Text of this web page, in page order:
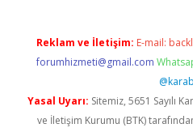
Reklam ve İletişim: E-mail:
forumhizmeti@gmail.com
Yasal Uyarı: Sitemiz, 5651 Sayılı
ve İletişim Kurumu (BTK)